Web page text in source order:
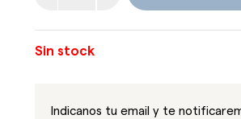
Sin stock
Indicanos tu email y te